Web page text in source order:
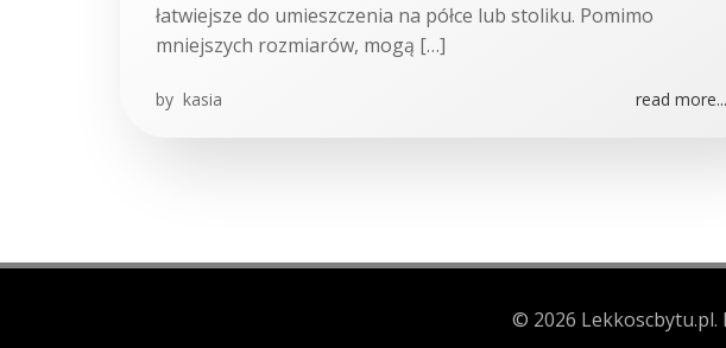
łatwiejsze do umieszczenia na półce lub stoliku. Pomimo
mniejszych rozmiarów, mogą […]
by kasia read more...
© 2026